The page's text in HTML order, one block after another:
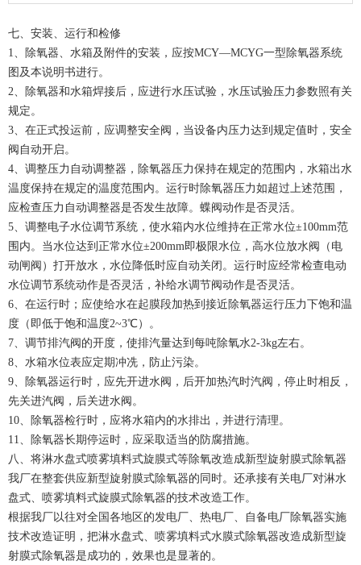
七、安装、运行和检修
1、除氧器、水箱及附件的安装，应按MCY—MCYG一型除氧器系统
图及本说明书进行。
2、除氧器和水箱焊接后，应进行水压试验，水压试验压力参数照有关
规定。
3、在正式投运前，应调整安全阀，当设备内压力达到规定值时，安全
阀自动开启。
4、调整压力自动调整器，除氧器压力保持在规定的范围内，水箱出水
温度保持在规定的温度范围内。运行时除氧器压力如超过上述范围，
应检查压力自动调整器是否发生故障。蝶阀动作是否灵活。
5、调整电子水位调节系统，使水箱内水位维持在正常水位±100mm范
围内。当水位达到正常水位±200mm即极限水位，高水位放水阀（电
动闸阀）打开放水，水位降低时应自动关闭。运行时应经常检查电动
水位调节系统动作是否灵活，补给水调节阀动作是否灵活。
6、在运行时；应使给水在起膜段加热到接近除氧器运行压力下饱和温
度（即低于饱和温度2~3℃）。
7、调节排汽阀的开度，使排汽量达到每吨除氧水2-3kg左右。
8、水箱水位表应定期冲冼，防止污染。
9、除氧器运行时，应先开进水阀，后开加热汽时汽阀，停止时相反，
先关进汽阀，后关进水阀。
10、除氧器检行时，应将水箱内的水排出，并进行清理。
11、除氧器长期停运时，应采取适当的防腐措施。
八、将淋水盘式喷雾填料式旋膜式等除氧改造成新型旋射膜式除氧器
我厂在整套供应新型旋射膜式除氧器的同时。还承接有关电厂对淋水
盘式、喷雾填料式旋膜式除氧器的技术改造工作。
根据我厂以往对全国各地区的发电厂、热电厂、自备电厂除氧器实施
技术改造证明，把淋水盘式、喷雾填料式水膜式除氧器改造成新型旋
射膜式除氧器是成功的，效果也是显著的。